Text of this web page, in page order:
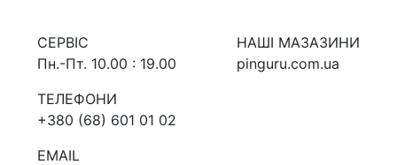
СЕРВIС
Пн.-Пт. 10.00 : 19.00
ТЕЛЕФОНИ
+380 (68) 601 01 02
EMAIL
НАШI МАЗАЗИНИ
pinguru.com.ua